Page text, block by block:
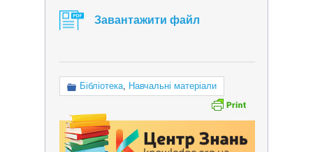
Завантажити файл
Бібліотека Навчальні матеріали